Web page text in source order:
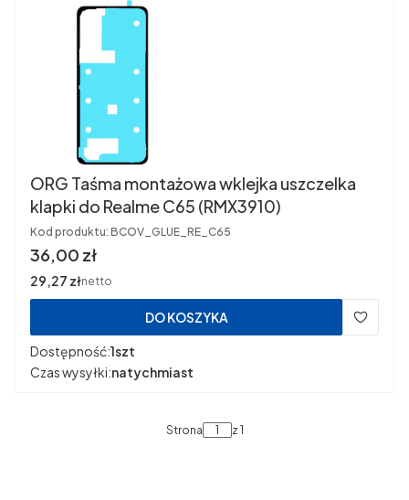
ORG Taśma montażowa wklejka uszczelka
klapki do Realme C65 (RMX3910)
Kod produktu: BCOV_GLUE_RE_C65
Cena
36,00 zł
Cena
29,27 złnetto
DO KOSZYKA
Dostępność:1szt
Czas wysyłki:natychmiast
Strona z 1